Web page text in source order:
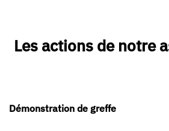
Les actions de notre
Démonstration de greffe